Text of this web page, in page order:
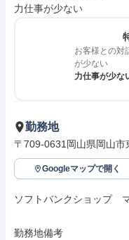
力仕事が少ない
お客様との対
が少ない
力仕事が少な
勤務地
〒709-0631岡山県岡山
Googleマップで開く
ソフトバンクショップ　
勤務地備考